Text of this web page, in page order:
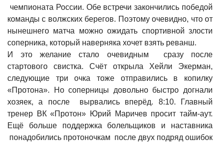
чемпионата России. Обе встречи закончились победой
команды с волжских берегов. Поэтому очевидно, что от
нынешнего матча можно ожидать спортивной злости
соперника, который наверняка хочет взять реванш.
И это желание стало очевидным сразу после
стартового свистка. Счёт открыла Хейли Экерман,
следующие три очка тоже отправились в копилку
«Протона». Но соперницы довольно быстро догнали
хозяек, а после вырвались вперёд. 8:10. Главный
тренер ВК «Протон» Юрий Маричев просит тайм-аут.
Ещё больше поддержка болельщиков и наставника
понадобились протоночкам после двух подряд ошибок